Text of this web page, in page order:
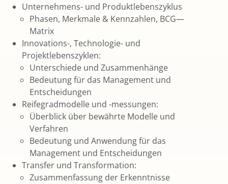
Unternehmens- und Produktlebenszyklus
Phasen, Merkmale & Kennzahlen, BCG—
Matrix
Innovations-, Technologie- und
Projektlebenszyklen:
Unterschiede und Zusammenhänge
Bedeutung für das Management und
Entscheidungen
Reifegradmodelle und -messungen:
Überblick über bewährte Modelle und
Verfahren
Bedeutung und Anwendung für das
Management und Entscheidungen
Transfer und Transformation:
Zusammenfassung der Erkenntnisse